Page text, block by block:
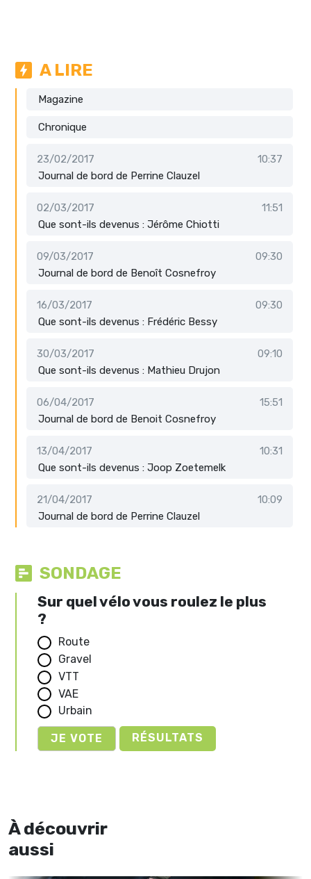
A LIRE
Magazine
Chronique
23/02/2017
10:37
Journal de bord de Perrine Clauzel
02/03/2017
11:51
Que sont-ils devenus : Jérôme Chiotti
09/03/2017
09:30
Journal de bord de Benoît Cosnefroy
16/03/2017
09:30
Que sont-ils devenus : Frédéric Bessy
30/03/2017
09:10
Que sont-ils devenus : Mathieu Drujon
06/04/2017
15:51
Journal de bord de Benoit Cosnefroy
13/04/2017
10:31
Que sont-ils devenus : Joop Zoetemelk
21/04/2017
10:09
Journal de bord de Perrine Clauzel
SONDAGE
Sur quel vélo vous roulez le plus
?
Route
Gravel
VTT
VAE
Urbain
RÉSULTATS
À découvrir
aussi